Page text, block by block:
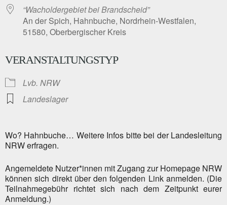
“Wacholdergebiet bei Brandscheid”
An der Spich, Hahnbuche, Nordrhein-Westfalen,
51580, Oberbergischer Kreis
VERANSTALTUNGSTYP
Lvb. NRW
Landeslager
Wo? Hahnbuche… Weitere Infos bitte bei der Landesleitung
NRW erfragen.
Angemeldete Nutzer*innen mit Zugang zur Homepage NRW
können sich direkt über den folgenden Link anmelden. (Die
Teilnahmegebühr richtet sich nach dem Zeitpunkt eurer
Anmeldung.)